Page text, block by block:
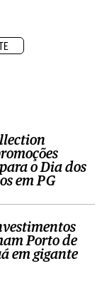
o Dia dos
em PG
Porto de
em gigante